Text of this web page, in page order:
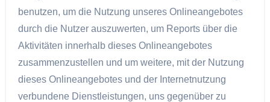
benutzen, um die Nutzung unseres Onlineangebotes
durch die Nutzer auszuwerten, um Reports über die
Aktivitäten innerhalb dieses Onlineangebotes
zusammenzustellen und um weitere, mit der Nutzung
dieses Onlineangebotes und der Internetnutzung
verbundene Dienstleistungen, uns gegenüber zu